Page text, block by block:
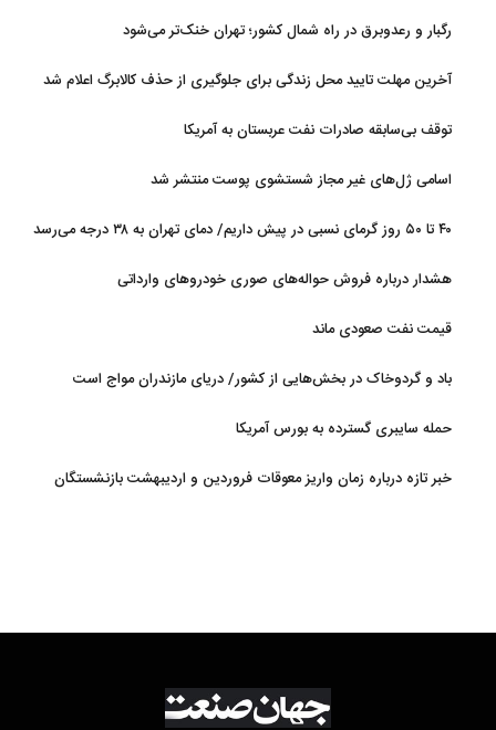
رگبار و رعدوبرق در راه شمال کشور؛ تهران خنک‌تر می‌شود
آخرین مهلت تایید محل زندگی برای جلوگیری از حذف کالابرگ اعلام شد
توقف بی‌سابقه صادرات نفت عربستان به آمریکا
اسامی ژل‌های غیر مجاز شستشوی پوست منتشر شد
۴۰ تا ۵۰ روز گرمای نسبی در پیش داریم/ دمای تهران به ۳۸ درجه می‌رسد
هشدار درباره فروش حواله‌های صوری خودروهای وارداتی
قیمت نفت صعودی ماند
باد و گردوخاک در بخش‌هایی از کشور/ دریای مازندران مواج است
حمله سایبری گسترده به بورس آمریکا
خبر تازه درباره زمان واریز معوقات فروردین و اردیبهشت بازنشستگان